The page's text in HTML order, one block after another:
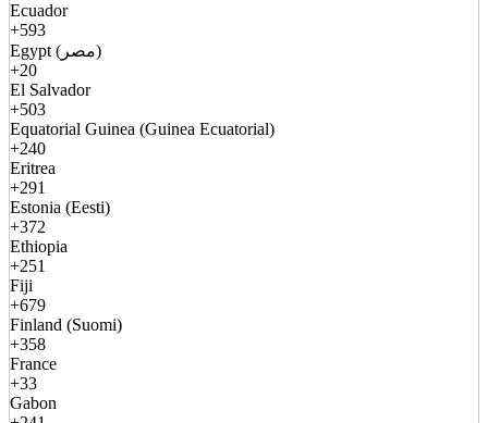
Ecuador
+593
Egypt (مصر)
+20
El Salvador
+503
Equatorial Guinea (Guinea Ecuatorial)
+240
Eritrea
+291
Estonia (Eesti)
+372
Ethiopia
+251
Fiji
+679
Finland (Suomi)
+358
France
+33
Gabon